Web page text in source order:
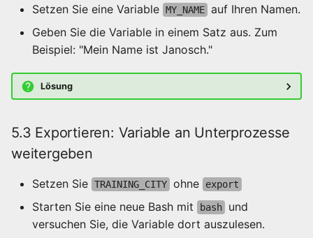
Setzen Sie eine Variable MY_NAME auf Ihren Namen.
Geben Sie die Variable in einem Satz aus. Zum
Beispiel: "Mein Name ist Janosch."
Lösung
5.3 Exportieren: Variable an Unterprozesse
weitergeben
Setzen Sie TRAINING_CITY ohne export
Starten Sie eine neue Bash mit bash
und
versuchen Sie, die Variable dort auszulesen.